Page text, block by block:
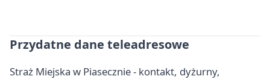
Przydatne dane teleadresowe
Straż Miejska w Piasecznie - kontakt, dyżurny,